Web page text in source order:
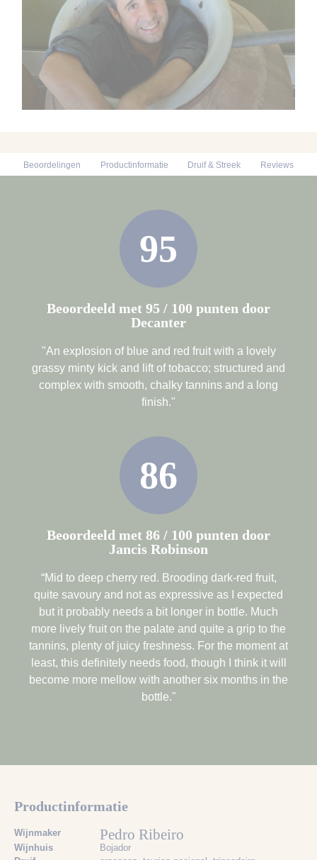
Beoordelingen Productinformatie Druif & Streek Reviews
95
Beoordeeld met 95 / 100 punten door
Decanter
"An explosion of blue and red fruit with a lovely
grassy minty kick and lift of tobacco; structured and
complex with smooth, chalky tannins and a long
finish."
86
Beoordeeld met 86 / 100 punten door
Jancis Robinson
“Mid to deep cherry red. Brooding dark-red fruit,
quite savoury and not as expressive as I expected
but it probably needs a bit longer in bottle. Much
more lively fruit on the palate and quite a grip to the
tannins, plenty of juicy freshness. For the moment at
least, this definitely needs food, though I think it will
become more mellow with another six months in the
bottle."
Productinformatie
Wijnmaker Pedro Ribeiro
Wijnhuis
Bojador